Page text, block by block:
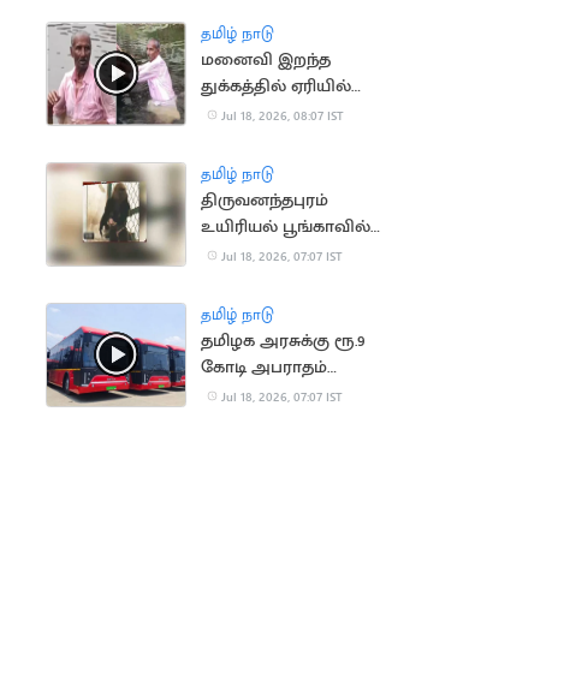
தமிழ் நாடு
மனைவி இறந்த
துக்கத்தில் ஏரியில்
குதித்து தற்கொலை
மீட்பு
Jul 18, 2026, 08:07 IST
தமிழ் நாடு
திருவனந்தபுரம்
உயிரியல் பூங்காவில்
நீலகிரி கருங்குரங்கு
Jul 18, 2026, 07:07 IST
தமிழ் நாடு
தமிழக அரசுக்கு ரூ.9
கோடி அபராதம்
செலுத்திய OHM
Jul 18, 2026, 07:07 IST